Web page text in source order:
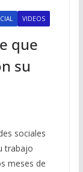
VIDEOS
que
su
sociales
trabajo
meses de